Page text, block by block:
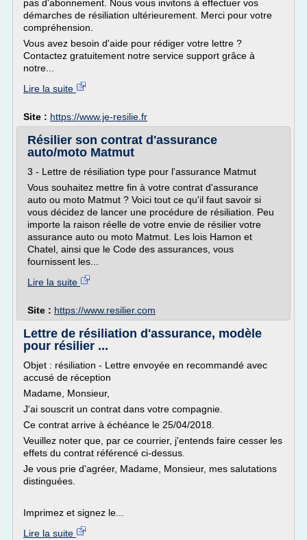
pas d'abonnement. Nous vous invitons à effectuer vos
démarches de résiliation ultérieurement. Merci pour votre
compréhension.
Vous avez besoin d'aide pour rédiger votre lettre ?
Contactez gratuitement notre service support grâce à
notre...
Lire la suite
Site : https://www.je-resilie.fr
Résilier son contrat d'assurance
auto/moto Matmut
3 - Lettre de résiliation type pour l'assurance Matmut
Vous souhaitez mettre fin à votre contrat d'assurance
auto ou moto Matmut ? Voici tout ce qu'il faut savoir si
vous décidez de lancer une procédure de résiliation. Peu
importe la raison réelle de votre envie de résilier votre
assurance auto ou moto Matmut. Les lois Hamon et
Chatel, ainsi que le Code des assurances, vous
fournissent les...
Lire la suite
Site : https://www.resilier.com
Lettre de résiliation d'assurance, modèle
pour résilier ...
Objet : résiliation - Lettre envoyée en recommandé avec
accusé de réception
Madame, Monsieur,
J'ai souscrit un contrat dans votre compagnie.
Ce contrat arrive à échéance le 25/04/2018.
Veuillez noter que, par ce courrier, j'entends faire cesser les
effets du contrat référencé ci-dessus.
Je vous prie d'agréer, Madame, Monsieur, mes salutations
distinguées.
Imprimez et signez le...
Lire la suite